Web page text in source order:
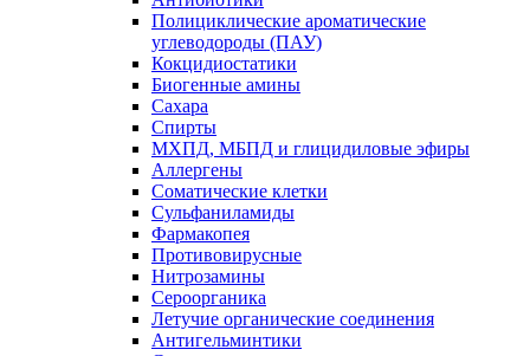
Полициклические ароматические
углеводороды (ПАУ)
Кокцидиостатики
Биогенные амины
Сахара
Спирты
МХПД, МБПД и глицидиловые эфиры
Аллергены
Соматические клетки
Сульфаниламиды
Фармакопея
Противовирусные
Нитрозамины
Сероорганика
Летучие органические соединения
Антигельминтики